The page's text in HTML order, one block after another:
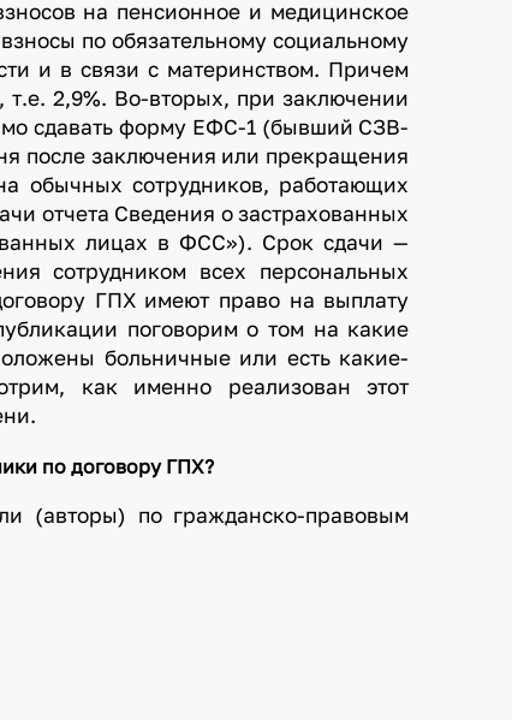
на пенсионное и медицинское
по обязательному социальному
и в связи с материнством. Причем
2,9%. Во-вторых, при заключении
сдавать форму ЕФС-1 (бывший СЗВ-
после заключения или прекращения
обычных сотрудников, работающих
отчета Сведения о застрахованных
лицах в ФСС»). Срок сдачи —
сотрудником всех персональных
ГПХ имеют право на выплату
поговорим о том на какие
больничные или есть какие-
как именно реализован этот
по договору ГПХ?
(авторы) по гражданско-правовым